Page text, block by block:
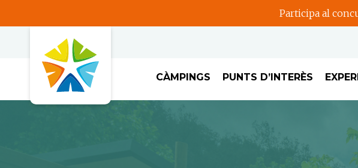
Participa al
CÀMPINGS PUNTS D’INTERÈS